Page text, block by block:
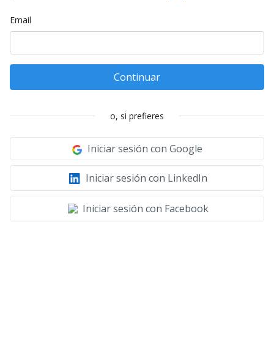
Email
Continuar
o, si prefieres
Iniciar sesión con Google
Iniciar sesión con LinkedIn
Iniciar sesión con Facebook